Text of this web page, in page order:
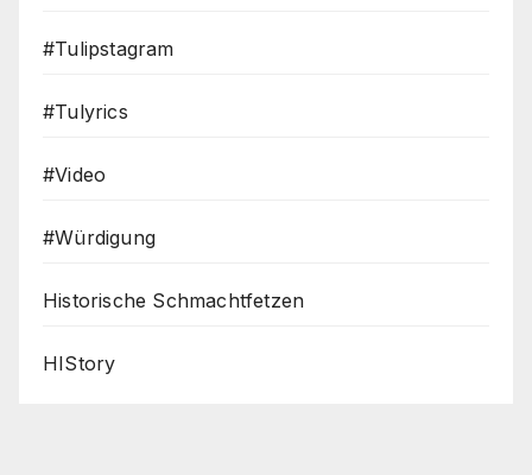
#Tulipstagram
#Tulyrics
#Video
#Würdigung
Historische Schmachtfetzen
HIStory